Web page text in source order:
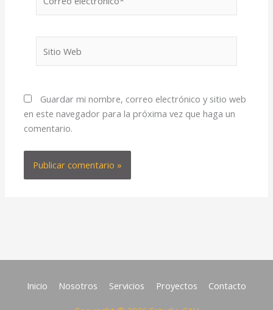
electrónico*
Web
Guardar mi nombre, correo electrónico y sitio web
en este navegador para la próxima vez que haga un
comentario.
Inicio Nosotros Servicios Proyectos Contacto